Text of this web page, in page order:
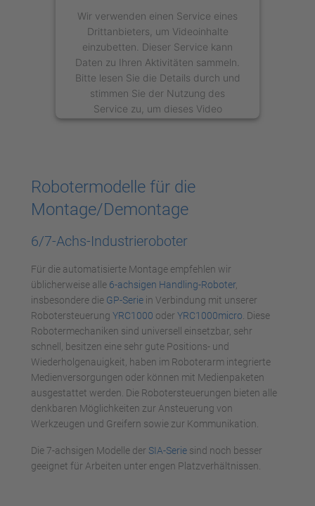
Wir verwenden einen Service eines
Drittanbieters, um Videoinhalte
einzubetten. Dieser Service kann
Daten zu Ihren Aktivitäten sammeln.
Bitte lesen Sie die Details durch und
stimmen Sie der Nutzung des
Service zu, um dieses Video
anzusehen.
Management Platform
Robotermodelle für die
Montage/Demontage
6/7-Achs-Industrieroboter
Für die automatisierte Montage empfehlen wir
üblicherweise alle 6-achsigen Handling-Roboter,
insbesondere die GP-Serie in Verbindung mit unserer
Robotersteuerung YRC1000 oder YRC1000micro . Diese
Robotermechaniken sind universell einsetzbar, sehr
schnell, besitzen eine sehr gute Positions- und
Wiederholgenauigkeit, haben im Roboterarm integrierte
Medienversorgungen oder können mit Medienpaketen
ausgestattet werden. Die Robotersteuerungen bieten alle
denkbaren Möglichkeiten zur Ansteuerung von
Werkzeugen und Greifern sowie zur Kommunikation.
Die 7-achsigen Modelle der SIA-Serie sind noch besser
geeignet für Arbeiten unter engen Platzverhältnissen.